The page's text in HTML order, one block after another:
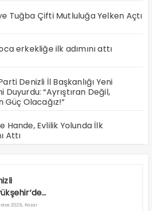
Tuğba Çifti Mutluluğa Yelken Açtı
erkekliğe ilk adımını attı
Denizli İl Başkanlığı Yeni
Duyurdu: “Ayrıştıran Değil,
Güç Olacağız!”
Hande, Evlilik Yolunda İlk
Attı
160
2026, Pazar